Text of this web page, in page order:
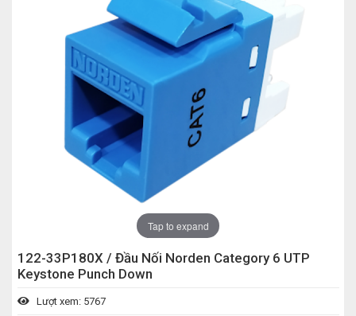
Tap to expand
122-33P180X / Đầu Nối Norden Category 6 UTP
Keystone Punch Down
Lượt xem: 5767